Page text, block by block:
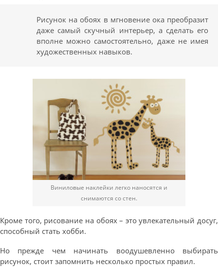
Рисунок на обоях в мгновение ока преобразит
даже самый скучный интерьер, а сделать его
вполне можно самостоятельно, даже не имея
художественных навыков.
Виниловые наклейки легко наносятся и
снимаются со стен.
Кроме того, рисование на обоях – это увлекательный досуг,
способный стать хобби.
Но прежде чем начинать воодушевленно выбирать
рисунок, стоит запомнить несколько простых правил.